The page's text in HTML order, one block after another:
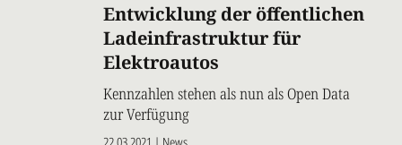
Entwicklung der öffentlichen
Ladeinfrastruktur für
Elektroautos
Kennzahlen stehen als nun als Open Data
zur Verfügung